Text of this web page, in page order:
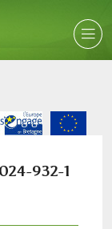
932-1